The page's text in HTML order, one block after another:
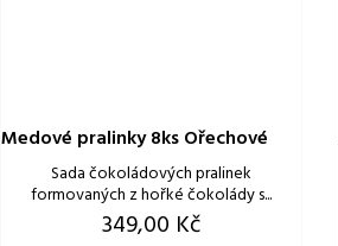
Medové pralinky 8ks Ořechové
Sada čokoládových pralinek
formovaných z hořké čokolády s...
Cena
349,00 Kč